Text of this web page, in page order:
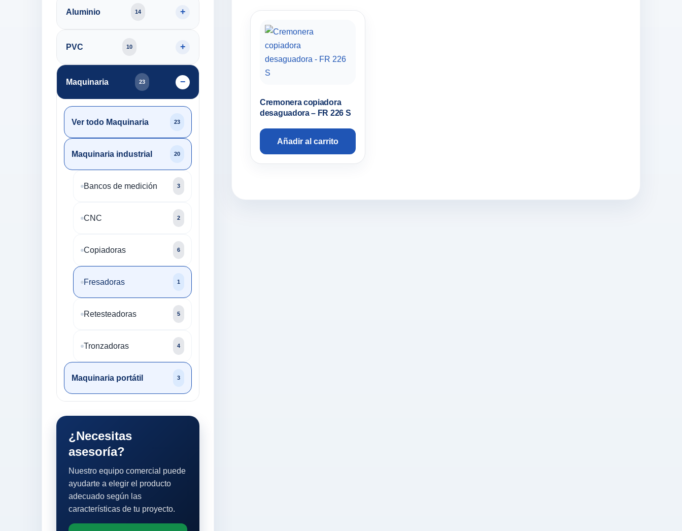
Aluminio 14
PVC 10
Maquinaria 23
Ver todo Maquinaria 23
Maquinaria industrial 20
Bancos de medición 3
CNC 2
Copiadoras 6
Fresadoras 1
Retesteadoras 5
Tronzadoras 4
Maquinaria portátil 3
¿Necesitas
asesoría?
Nuestro equipo comercial puede
ayudarte a elegir el producto
adecuado según las
características de tu proyecto.
Cremonera copiadora
desaguadora – FR 226 S
Añadir al carrito